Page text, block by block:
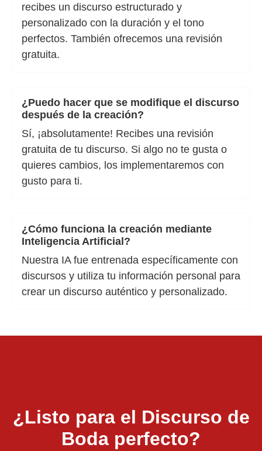
recibes un discurso estructurado y
personalizado con la duración y el tono
perfectos. También ofrecemos una revisión
gratuita.
¿Puedo hacer que se modifique el discurso
después de la creación?
Sí, ¡absolutamente! Recibes una revisión
gratuita de tu discurso. Si algo no te gusta o
quieres cambios, los implementaremos con
gusto para ti.
¿Cómo funciona la creación mediante
Inteligencia Artificial?
Nuestra IA fue entrenada específicamente con
discursos y utiliza tu información personal para
crear un discurso auténtico y personalizado.
¿Listo para el Discurso de
Boda perfecto?